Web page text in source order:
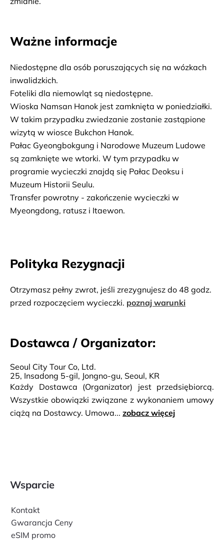
Ważne informacje
Niedostępne dla osób poruszających się na wózkach
inwalidzkich.
Foteliki dla niemowląt są niedostępne.
Wioska Namsan Hanok jest zamknięta w poniedziałki.
W takim przypadku zwiedzanie zostanie zastąpione
wizytą w wiosce Bukchon Hanok.
Pałac Gyeongbokgung i Narodowe Muzeum Ludowe
są zamknięte we wtorki. W tym przypadku w
programie wycieczki znajdą się Pałac Deoksu i
Muzeum Historii Seulu.
Transfer powrotny - zakończenie wycieczki w
Myeongdong, ratusz i Itaewon.
Polityka Rezygnacji
Otrzymasz pełny zwrot, jeśli zrezygnujesz do 48 godz.
przed rozpoczęciem wycieczki. poznaj warunki
Dostawca / Organizator:
Seoul City Tour Co, Ltd.
25, Insadong 5-gil, Jongno-gu, Seoul, KR
Każdy Dostawca (Organizator) jest przedsiębiorcą.
Wszystkie obowiązki związane z wykonaniem umowy
ciążą na Dostawcy. Umowa... zobacz więcej
Wsparcie
Kontakt
Gwarancja Ceny
eSIM promo